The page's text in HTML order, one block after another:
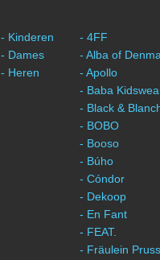
- Kinderen
- Dames
- Heren
- 4FF
- Alba of
- Apollo
- Baba
- Black &
- BOBO
- Booso
- Búho
- Cóndor
- Dekoop
- En Fant
- FEAT.
- Fräulein